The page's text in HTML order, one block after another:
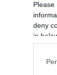
Please
deny
in